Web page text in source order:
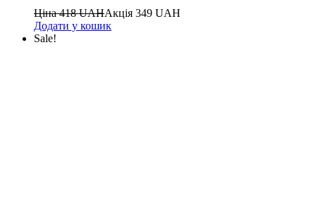
Ціна418UAHАкція 349 UAH
Додати у кошик
Sale!